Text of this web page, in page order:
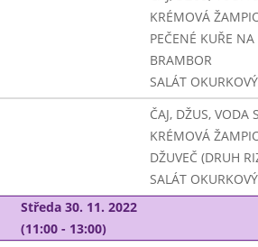
KRÉMOVÁ
PEČENÉ KUŘE
BRAMBOR
SALÁT
ČAJ, DŽUS, VODA
KRÉMOVÁ
DŽUVEČ (DRUH
SALÁT
Středa 30. 11. 2022
(11:00 - 13:00)